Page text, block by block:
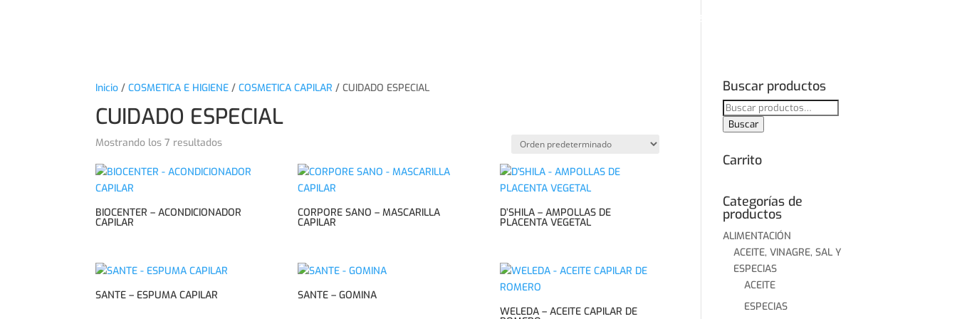
NUESTROS PRODUCTOS
Inicio /COSMETICA E HIGIENE /COSMETICA CAPILAR / CUIDADO ESPECIAL
CUIDADO ESPECIAL
Mostrando los 7 resultados
BIOCENTER – ACONDICIONADOR
CAPILAR
CORPORE SANO – MASCARILLA
CAPILAR
D’SHILA – AMPOLLAS DE
PLACENTA VEGETAL
SANTE – ESPUMA CAPILAR
SANTE – GOMINA
WELEDA – ACEITE CAPILAR DE
Buscar productos
Buscar
por:
Buscar
Carrito
Categorías de
productos
ALIMENTACIÓN
ACEITE, VINAGRE, SAL Y
ESPECIAS
ACEITE
ESPECIAS